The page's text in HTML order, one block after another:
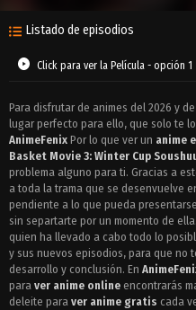
Listado de episodios
Click para ver la Película - opción 1
Para disfrutar de animes del 2026 y
lugar perfecto para ello, que solo te
AnimeFenix Por lo que ver un anime
Basket Movie 3: Winter Cup
problema alguno para ti. Gracias a
a toda la trama que se desenvuelve
pendiente a lo que pueda
sin separtarte por un momento de
quien ha llevado a cabo todo lo
y sus nuevos episodios, para que no
desarrollo y conclusión. En
para ver anime online encontrarás
deleite para ver anime gratis cada